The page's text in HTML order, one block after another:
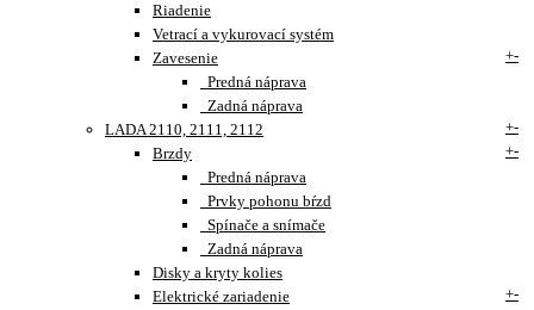
Riadenie
Vetrací a vykurovací systém
Zavesenie
+-
Predná náprava
Zadná náprava
LADA 2110, 2111, 2112
+-
Brzdy
+-
Predná náprava
Prvky pohonu bŕzd
Spínače a snímače
Zadná náprava
Disky a kryty kolies
Elektrické zariadenie
+-